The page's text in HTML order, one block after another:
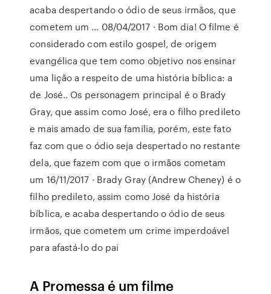
acaba despertando o ódio de seus irmãos, que
cometem um … 08/04/2017 · Bom dia! O filme é
considerado com estilo gospel, de origem
evangélica que tem como objetivo nos ensinar
uma lição a respeito de uma história bíblica: a
de José.. Os personagem principal é o Brady
Gray, que assim como José, era o filho predileto
e mais amado de sua família, porém, este fato
faz com que o ódio seja despertado no restante
dela, que fazem com que o irmãos cometam
um 16/11/2017 · Brady Gray (Andrew Cheney) é o
filho predileto, assim como José da história
bíblica, e acaba despertando o ódio de seus
irmãos, que cometem um crime imperdoável
para afastá-lo do pai
A Promessa é um filme